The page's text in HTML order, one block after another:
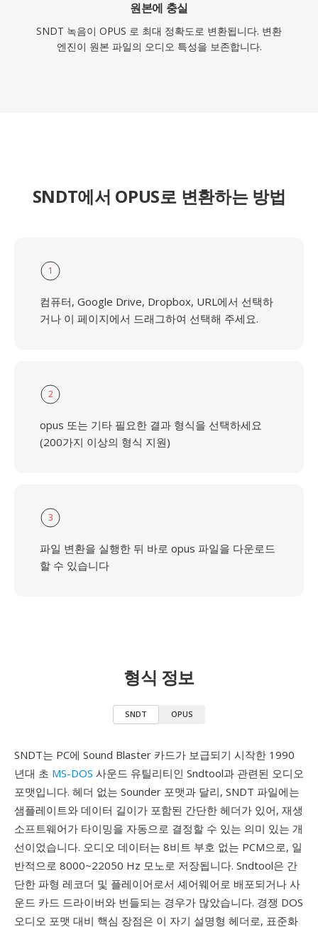
원본에 충실
SNDT 녹음이 OPUS 로 최대 정확도로 변환됩니다. 변환
엔진이 원본 파일의 오디오 특성을 보존합니다.
SNDT에서 OPUS로 변환하는 방법
1
컴퓨터, Google Drive, Dropbox, URL에서 선택하
거나 이 페이지에서 드래그하여 선택해 주세요.
2
opus 또는 기타 필요한 결과 형식을 선택하세요
(200가지 이상의 형식 지원)
3
파일 변환을 실행한 뒤 바로 opus 파일을 다운로드
할 수 있습니다
형식 정보
SNDT OPUS
SNDT는 PC에 Sound Blaster 카드가 보급되기 시작한 1990
년대 초 MS-DOS 사운드 유틸리티인 Sndtool과 관련된 오디오
포맷입니다. 헤더 없는 Sounder 포맷과 달리, SNDT 파일에는
샘플레이트와 데이터 길이가 포함된 간단한 헤더가 있어, 재생
소프트웨어가 타이밍을 자동으로 결정할 수 있는 의미 있는 개
선이었습니다. 오디오 데이터는 8비트 부호 없는 PCM으로, 일
반적으로 8000~22050 Hz 모노로 저장됩니다. Sndtool은 간
단한 파형 레코더 및 플레이어로서 셰어웨어로 배포되거나 사
운드 카드 드라이버와 번들되는 경우가 많았습니다. 경쟁 DOS
오디오 포맷 대비 핵심 장점은 이 자기 설명형 헤더로, 표준화